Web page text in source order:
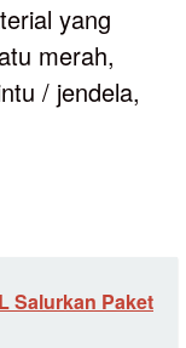
yang
merah,
/ jendela,
Salurkan Paket